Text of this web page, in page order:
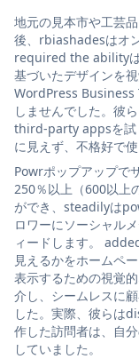
地元の見本市や工芸
後、rbiashadesはオ
required the abilityは
基づいたデザインを
WordPress Business
しませんでした。彼
third-party appsを試
に見えず、不格好で
Powrポップアップで
250％以上（600以上
ができ、steadilyは
ロワーにソーシャル
ィードします。
見えるかをホームペ
表示するための視覚
介し、シームレスに
した。実際、彼らは
作した訪問者は、自
していました。